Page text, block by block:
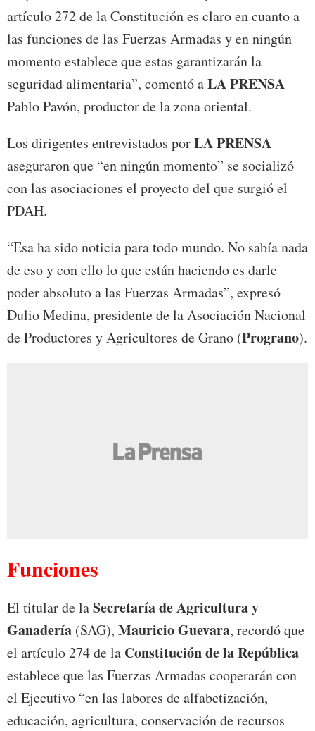
artículo 272 de la Constitución es claro en cuanto a
las funciones de las Fuerzas Armadas y en ningún
momento establece que estas garantizarán la
seguridad alimentaria”, comentó aLA PRENSA
Pablo Pavón, productor de la zona oriental.
Los dirigentes entrevistados porLA PRENSA
aseguraron que “en ningún momento” se socializó
con las asociaciones el proyecto del que surgió el
PDAH.
“Esa ha sido noticia para todo mundo. No sabía nada
de eso y con ello lo que están haciendo es darle
poder absoluto a las Fuerzas Armadas”, expresó
Dulio Medina, presidente de la Asociación Nacional
de Productores y Agricultores de Grano (Prograno).
Funciones
El titular de laSecretaría de Agricultura y
Ganadería (SAG), Mauricio Guevara, recordó que
el artículo 274 de la Constitución de la República
establece que las Fuerzas Armadas cooperarán con
el Ejecutivo “en las labores de alfabetización,
educación, agricultura, conservación de recursos